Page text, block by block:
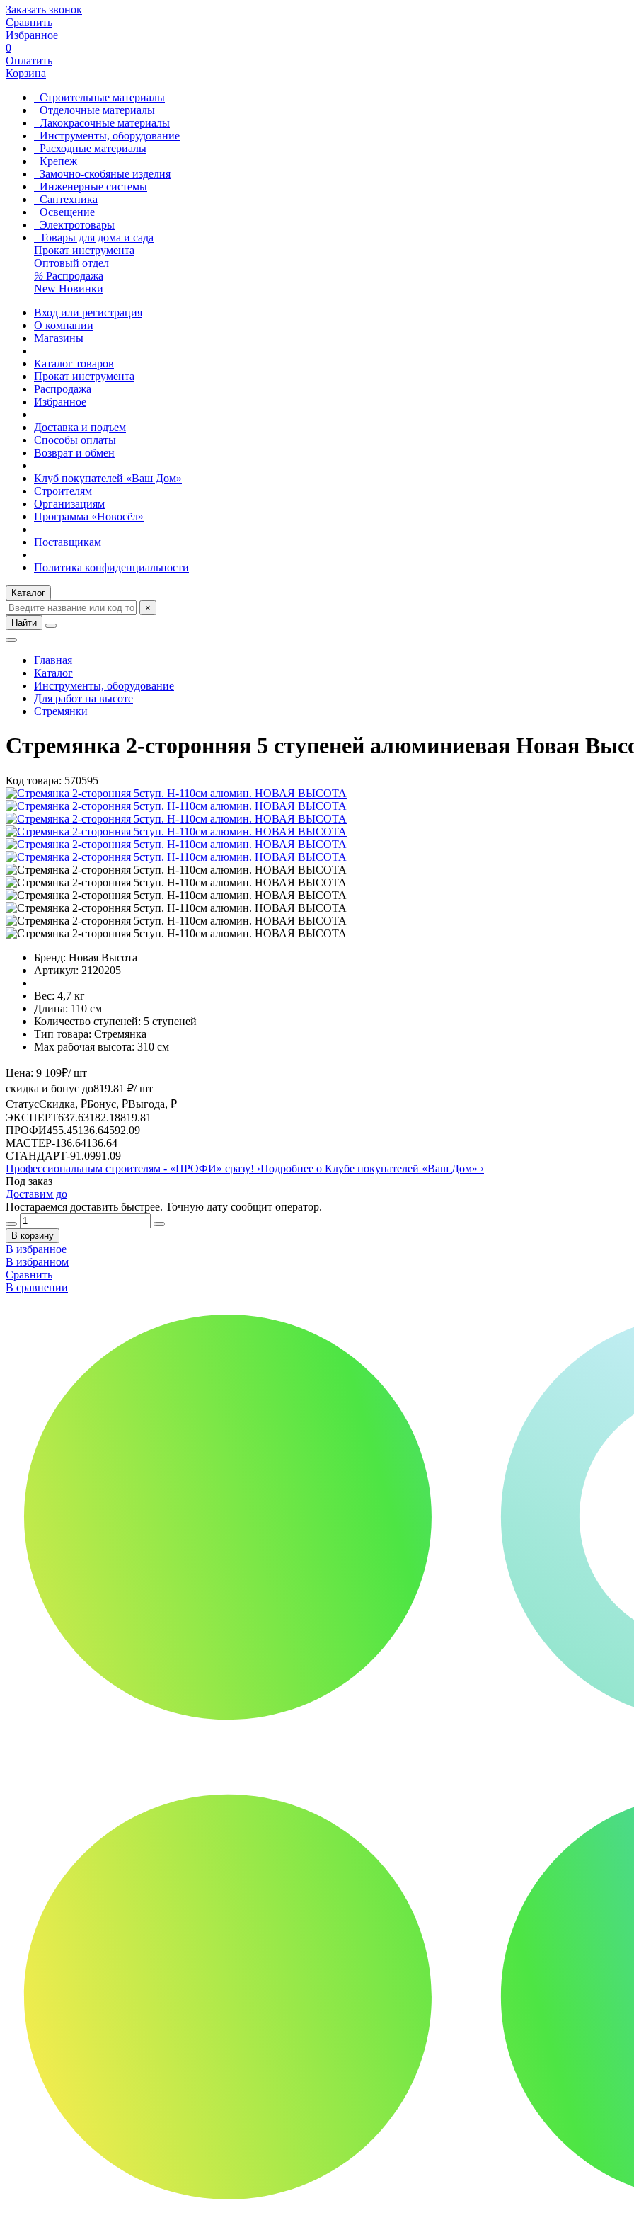
Заказать звонок
Сравнить
Избранное
0
Оплатить
Корзина
Строительные материалы
Отделочные материалы
Лакокрасочные материалы
Инструменты, оборудование
Расходные материалы
Крепеж
Замочно-скобяные изделия
Инженерные системы
Сантехника
Освещение
Электротовары
Товары для дома и сада
Прокат инструмента
Оптовый отдел
% Распродажа
New Новинки
Вход или регистрация
О компании
Магазины
Каталог товаров
Прокат инструмента
Распродажа
Избранное
Доставка и подъем
Способы оплаты
Возврат и обмен
Клуб покупателей «Ваш Дом»
Строителям
Организациям
Программа «Новосёл»
Поставщикам
Политика конфиденциальности
Каталог
×
Найти
Главная
Каталог
Инструменты, оборудование
Для работ на высоте
Стремянки
Стремянка 2-сторонняя 5 ступеней алюминиевая Новая
Код товара: 570595
Бренд: Новая Высота
Артикул: 2120205
Вес: 4,7 кг
Длина: 110 см
Количество ступеней: 5 ступеней
Тип товара: Стремянка
Max рабочая высота: 310 см
Цена: 9 109₽/ шт
скидка и бонус до819.81 ₽/ шт
СтатусСкидка, ₽Бонус, ₽Выгода, ₽
ЭКСПЕРТ637.63182.18819.81
ПРОФИ455.45136.64592.09
МАСТЕР-136.64136.64
СТАНДАРТ-91.0991.09
Профессиональным строителям - «ПРОФИ» сразу! ›Подробнее о Клубе покупателей «Ваш Дом» ›
Под заказ
Доставим до
Постараемся доставить быстрее. Точную дату сообщит оператор.
В корзину
В избранное
В избранном
Сравнить
В сравнении